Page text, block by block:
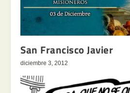
San Francisco Javier
diciembre 3, 2012